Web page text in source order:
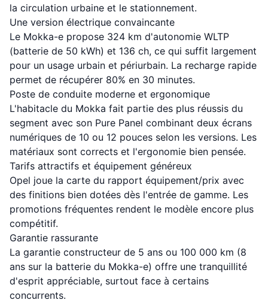
la circulation urbaine et le stationnement.
Une version électrique convaincante
Le Mokka-e propose 324 km d'autonomie WLTP
(batterie de 50 kWh) et 136 ch, ce qui suffit largement
pour un usage urbain et périurbain. La recharge rapide
permet de récupérer 80% en 30 minutes.
Poste de conduite moderne et ergonomique
L'habitacle du Mokka fait partie des plus réussis du
segment avec son Pure Panel combinant deux écrans
numériques de 10 ou 12 pouces selon les versions. Les
matériaux sont corrects et l'ergonomie bien pensée.
Tarifs attractifs et équipement généreux
Opel joue la carte du rapport équipement/prix avec
des finitions bien dotées dès l'entrée de gamme. Les
promotions fréquentes rendent le modèle encore plus
compétitif.
Garantie rassurante
La garantie constructeur de 5 ans ou 100 000 km (8
ans sur la batterie du Mokka-e) offre une tranquillité
d'esprit appréciable, surtout face à certains
concurrents.